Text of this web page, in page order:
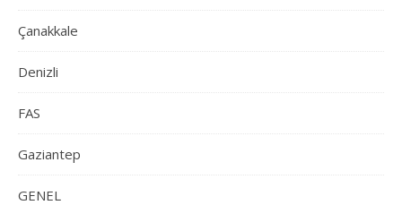
Çanakkale
Denizli
FAS
Gaziantep
GENEL